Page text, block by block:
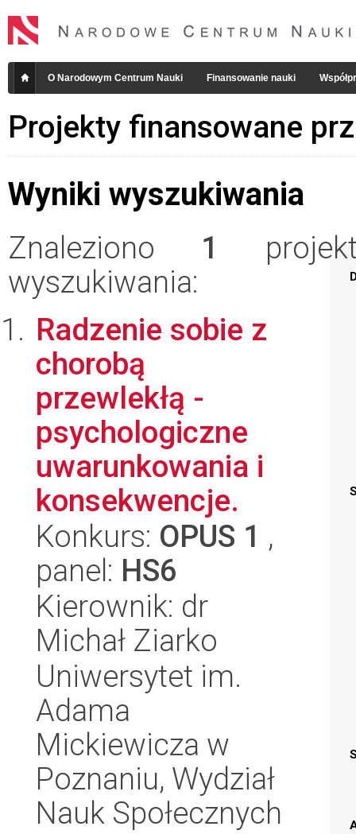
O Narodowym Centrum Nauki Finansowanie nauki
Projekty finansowane
Wyniki wyszukiwania
Znaleziono 1
wyszukiwania:
Radzenie sobie z
chorobą
przewlekłą -
psychologiczne
uwarunkowania i
konsekwencje.
Konkurs: OPUS 1 ,
panel: HS6
Kierownik: dr
Michał Ziarko
Uniwersytet im.
Adama
Mickiewicza w
Poznaniu, Wydział
Nauk Społecznych